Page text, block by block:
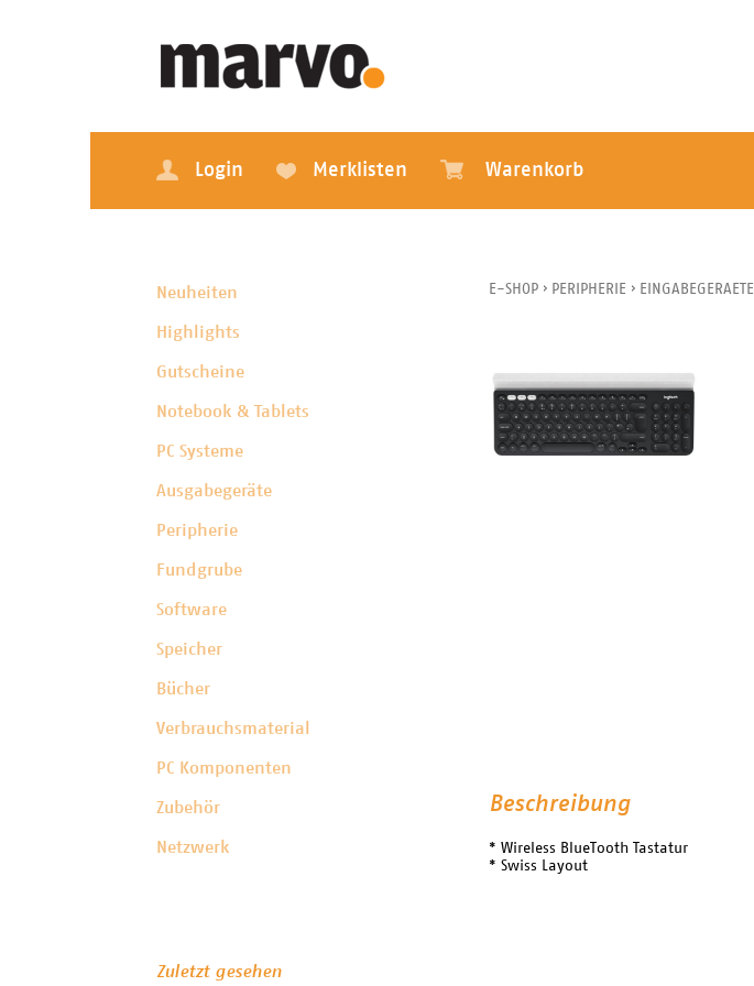
Login Merklisten Warenkorb
Neuheiten
Highlights
Gutscheine
Notebook & Tablets
PC Systeme
Ausgabegeräte
Peripherie
Fundgrube
Software
Speicher
Bücher
Verbrauchsmaterial
PC Komponenten
Zubehör
Netzwerk
E-SHOP › PERIPHERIE › EINGABEGERAETE
Beschreibung
* Wireless BlueTooth Tastatur
* Swiss Layout
Zuletzt gesehen